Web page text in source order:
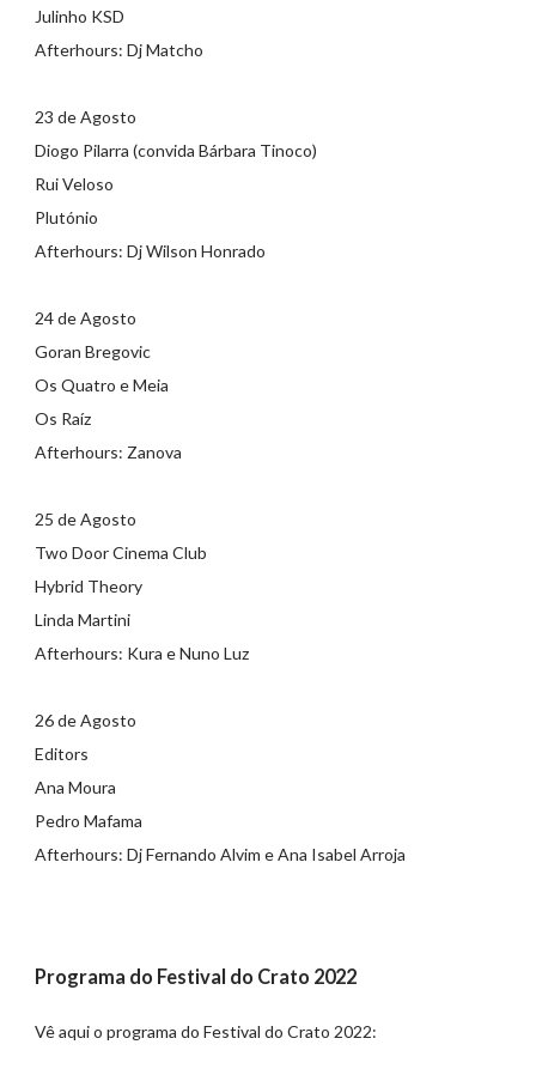
Julinho KSD
Afterhours: Dj Matcho
23 de Agosto
Diogo Pilarra (convida Bárbara Tinoco)
Rui Veloso
Plutónio
Afterhours: Dj Wilson Honrado
24 de Agosto
Goran Bregovic
Os Quatro e Meia
Os Raíz
Afterhours: Zanova
25 de Agosto
Two Door Cinema Club
Hybrid Theory
Linda Martini
Afterhours: Kura e Nuno Luz
26 de Agosto
Editors
Ana Moura
Pedro Mafama
Afterhours: Dj Fernando Alvim e Ana Isabel Arroja
Programa do Festival do Crato 2022
Vê aqui o programa do Festival do Crato 2022: